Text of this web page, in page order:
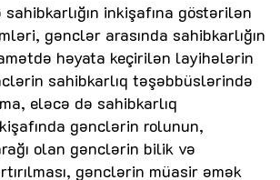
inkişafına göstərilən
gənclər arasında sahibkarlığın
həyata keçirilən layihələrin
sahibkarlıq təşəbbüslərində
eləcə də sahibkarlıq
gənclərin rolunun,
olan gənclərin bilik və
gənclərin müasir əmək